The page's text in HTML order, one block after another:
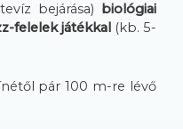
bejárása) biológiai
felelek játékkal (kb. 5-
pár 100 m-re lévő